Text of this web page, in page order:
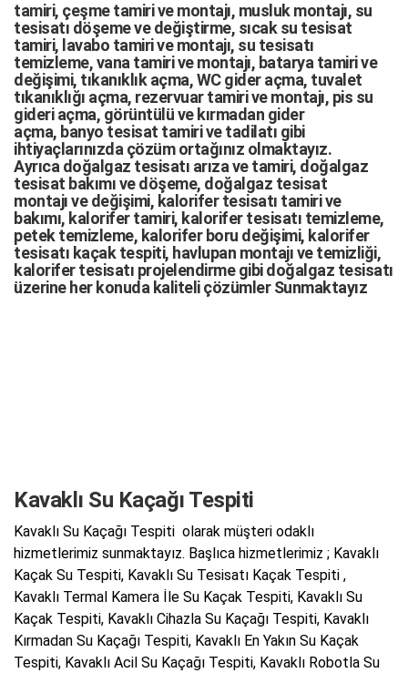
tamiri, çeşme tamirivemontajı, musluk montajı, su
tesisatı döşemeve değiştirme, sıcak su tesisat
tamiri, lavabo tamirivemontajı, su tesisatı
temizleme,vana tamirivemontajı, batarya tamirive
değişimi, tıkanıklık açma,WC gider açma, tuvalet
tıkanıklığı açma, rezervuar tamirive montajı, pis su
gideri açma, görüntülü ve kırmadan gider
açma, banyo tesisat tamirivetadilatı gibi
ihtiyaçlarınızda çözüm ortağınız olmaktayız.
Ayrıca doğalgaz tesisatı arızave tamiri, doğalgaz
tesisat bakımıve döşeme, doğalgaz tesisat
montajıve değişimi, kalorifer tesisatı tamiri ve
bakımı, kalorifer tamiri, kalorifer tesisatı temizleme,
petek temizleme, kalorifer boru değişimi, kalorifer
tesisatı kaçak tespiti, havlupan montajı ve temizliği,
kalorifer tesisatı projelendirme gibi d oğalgaz tesisatı
üzerine her konuda kaliteli çözümler Sunmaktayız
Kavaklı Su Kaçağı Tespiti
Kavaklı Su Kaçağı Tespiti olarak müşteri odaklı
hizmetlerimiz sunmaktayız. Başlıca hizmetlerimiz ; Kavaklı
Kaçak Su Tespiti, Kavaklı Su Tesisatı Kaçak Tespiti ,
Kavaklı Termal Kamera İle Su Kaçak Tespiti, Kavaklı Su
Kaçak Tespiti, Kavaklı Cihazla Su Kaçağı Tespiti, Kavaklı
Kırmadan Su Kaçağı Tespiti, Kavaklı En Yakın Su Kaçak
Tespiti, Kavaklı Acil Su Kaçağı Tespiti, Kavaklı Robotla Su